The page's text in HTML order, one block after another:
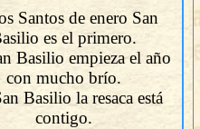
Santos de enero San
es el primero.
Basilio empieza el año
con mucho brío.
Basilio la resaca está
contigo.